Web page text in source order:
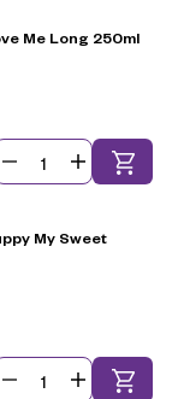
Me Long 250ml
My Sweet